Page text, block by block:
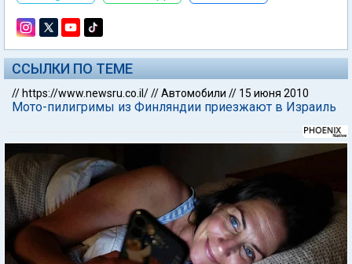
ССЫЛКИ ПО ТЕМЕ
// https://www.newsru.co.il///Автомобили // 15 июня 2010
Мото-пилигримы из Финляндии приезжают в Израиль